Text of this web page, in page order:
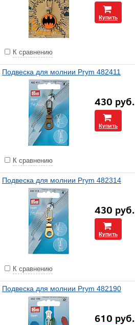
Купить
К сравнению
Подвеска для молнии Prym 482411
430 руб.
Купить
К сравнению
Подвеска для молнии Prym 482314
430 руб.
Купить
К сравнению
Подвеска для молнии Prym 482190
610 руб.